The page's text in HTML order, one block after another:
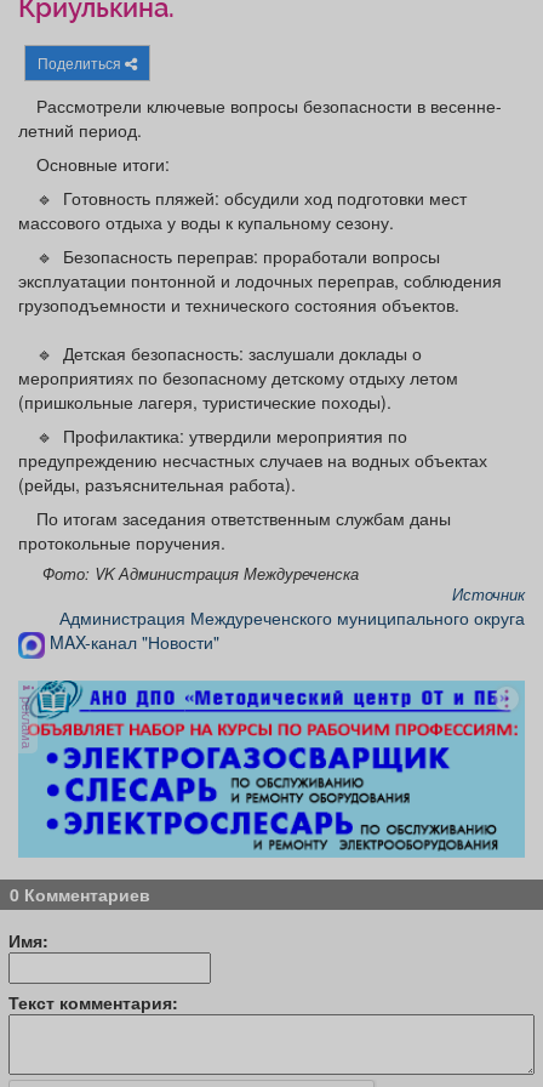
Афиша
ТВ программа Я - пенсионер
Криулькина.
Поделиться
Рассмотрели ключевые вопросы безопасности в весенне-
летний период.
Основные итоги:
🔹 Готовность пляжей: обсудили ход подготовки мест
массового отдыха у воды к купальному сезону.
🔹 Безопасность переправ: проработали вопросы
эксплуатации понтонной и лодочных переправ, соблюдения
грузоподъемности и технического состояния объектов.
🔹 Детская безопасность: заслушали доклады о
мероприятиях по безопасному детскому отдыху летом
(пришкольные лагеря, туристические походы).
🔹 Профилактика: утвердили мероприятия по
предупреждению несчастных случаев на водных объектах
(рейды, разъяснительная работа).
По итогам заседания ответственным службам даны
протокольные поручения.
Фото: VK Администрация Междуреченска
Источник
Администрация Междуреченского муниципального округа
MAX-канал "Новости"
реклама
0 Комментариев
Имя:
Текст комментария: